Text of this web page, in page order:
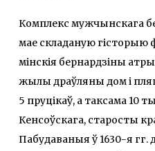
Комплекс мужчынскага
мае складаную гісторыю
мінскія бернардзіны
жылы драўляны дом і
5 пруцікаў, а таксама 10
Кенсоўскага, старосты
Пабудаваныя ў 1630-я гг.